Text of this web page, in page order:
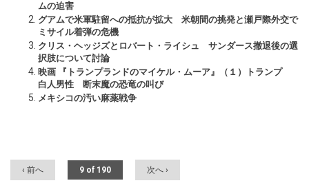
ムの迫害
グアムで米軍駐留への抵抗が拡大 米朝間の挑発と瀬戸際外交で
ミサイル着弾の危機
クリス・ヘッジズとロバート・ライシュ サンダース撤退後の選
択肢について討論
映画 『トランプランドのマイケル・ムーア』（１）トランプ
白人男性 断末魔の恐竜の叫び
メキシコの汚い麻薬戦争
‹ 前へ 9 of 190 次へ ›